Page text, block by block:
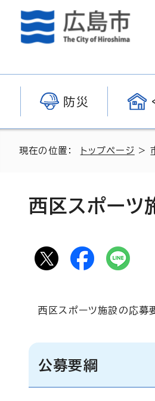
防災
現在の位置： トップページ >
西区スポーツ
西区スポーツ施設の応募
公募要綱